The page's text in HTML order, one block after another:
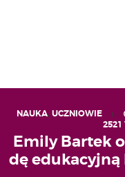
NAUKA, UCZNIOWIE
2521
Emily Bartek
dę edukacyjną
UCZEŃ –